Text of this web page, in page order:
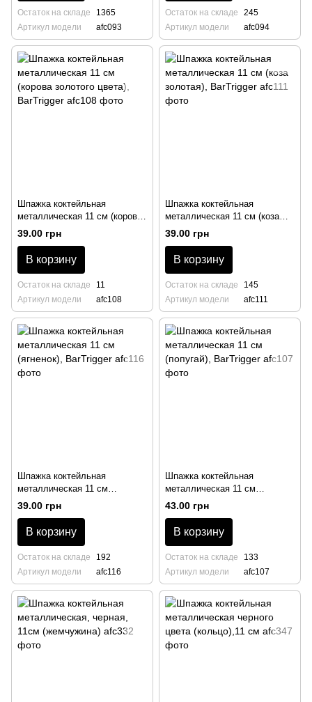
Остаток на складе
1365
Артикул модели
afc093
Остаток на складе
245
Артикул модели
afc094
Шпажка коктейльная
металлическая 11 см (корова
золотого цвета), BarTrigger
39.00 грн
В корзину
Остаток на складе
11
Артикул модели
afc108
Шпажка коктейльная
металлическая 11 см (коза
золотая), BarTrigger
39.00 грн
В корзину
Остаток на складе
145
Артикул модели
afc111
Шпажка коктейльная
металлическая 11 см
(ягненок), BarTrigger
39.00 грн
В корзину
Остаток на складе
192
Артикул модели
afc116
Шпажка коктейльная
металлическая 11 см
(попугай), BarTrigger
43.00 грн
В корзину
Остаток на складе
133
Артикул модели
afc107